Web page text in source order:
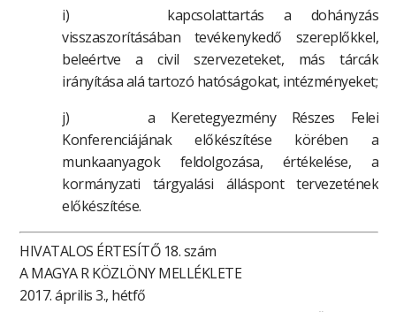
i) kapcsolattartás a dohányzás
visszaszorításában tevékenykedő szereplőkkel,
beleértve a civil szervezeteket, más tárcák
irányítása alá tartozó hatóságokat, intézményeket;
j) a Keretegyezmény Részes Felei
Konferenciájának előkészítése körében a
munkaanyagok feldolgozása, értékelése, a
kormányzati tárgyalási álláspont tervezetének
előkészítése.
HIVATALOS ÉRTESÍTŐ 18. szám
A MAGYA R KÖZLÖNY MELLÉKLETE
2017. április 3., hétfő